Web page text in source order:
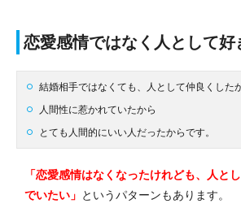
恋愛感情ではなく人として好
結婚相手ではなくても、人として仲良くした
人間性に惹かれていたから
とても人間的にいい人だったからです。
「恋愛感情はなくなったけれども、人と
でいたい」 というパターンもあります。